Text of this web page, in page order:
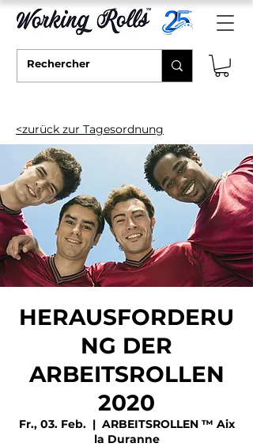
<zurück zur Tagesordnung
HERAUSFORDERU
NG DER
ARBEITSROLLEN
2020
Fr., 03. Feb.
  |
ARBEITSROLLEN ™ Aix
la Duranne